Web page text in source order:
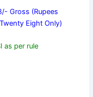
Gross (Rupees
Eight Only)
as per rule